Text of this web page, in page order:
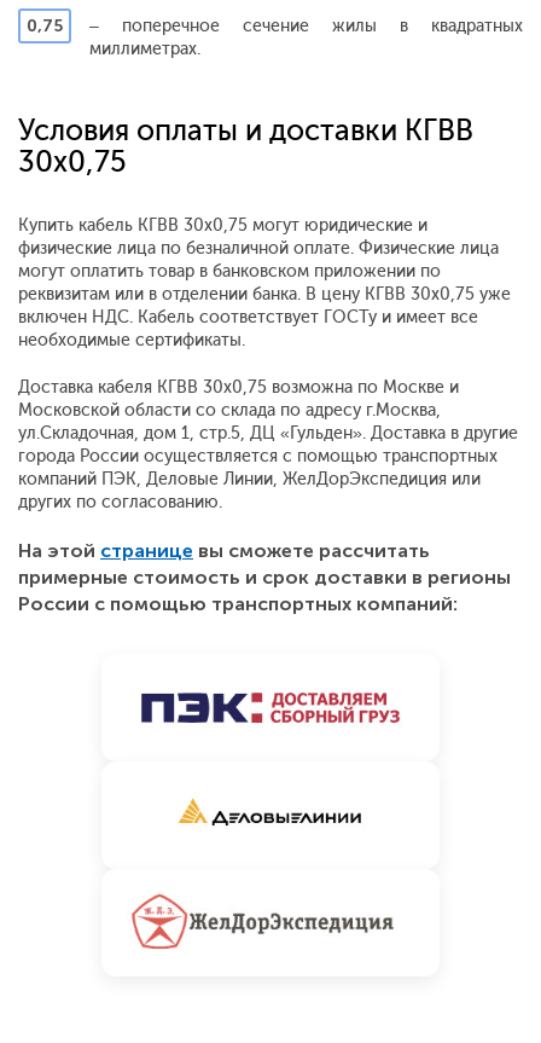
0,75
– поперечное сечение жилы в квадратных
миллиметрах.
Условия оплаты и доставки КГВВ
30x0,75
Купить кабель КГВВ 30x0,75 могут юридические и
физические лица по безналичной оплате. Физические лица
могут оплатить товар в банковском приложении по
реквизитам или в отделении банка. В цену КГВВ 30x0,75 уже
включен НДС. Кабель соответствует ГОСТу и имеет все
необходимые сертификаты.
Доставка кабеля КГВВ 30x0,75 возможна по Москве и
Московской области со склада по адресу г.Москва,
ул.Складочная, дом 1, стр.5, ДЦ «Гульден». Доставка в другие
города России осуществляется с помощью транспортных
компаний ПЭК, Деловые Линии, ЖелДорЭкспедиция или
других по согласованию.
На этой странице вы сможете рассчитать
примерные стоимость и срок доставки в регионы
России с помощью транспортных компаний: